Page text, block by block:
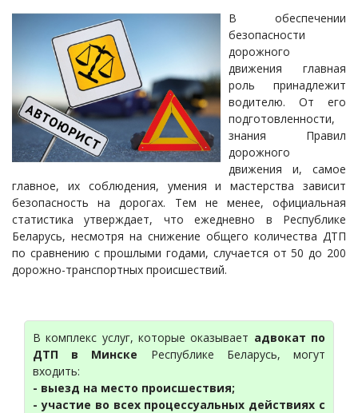
В обеспечении
безопасности
дорожного
движения главная
роль принадлежит
водителю. От его
подготовленности,
знания Правил
дорожного
движения и, самое
главное, их соблюдения, умения и мастерства зависит
безопасность на дорогах. Тем не менее, официальная
статистика утверждает, что ежедневно в Республике
Беларусь, несмотря на снижение общего количества ДТП
по сравнению с прошлыми годами, случается от 50 до 200
дорожно-транспортных происшествий.
В комплекс услуг, которые оказывает адвокат по
ДТП в Минске Республике Беларусь, могут
входить:
- выезд на место происшествия;
- участие во всех процессуальных действиях с